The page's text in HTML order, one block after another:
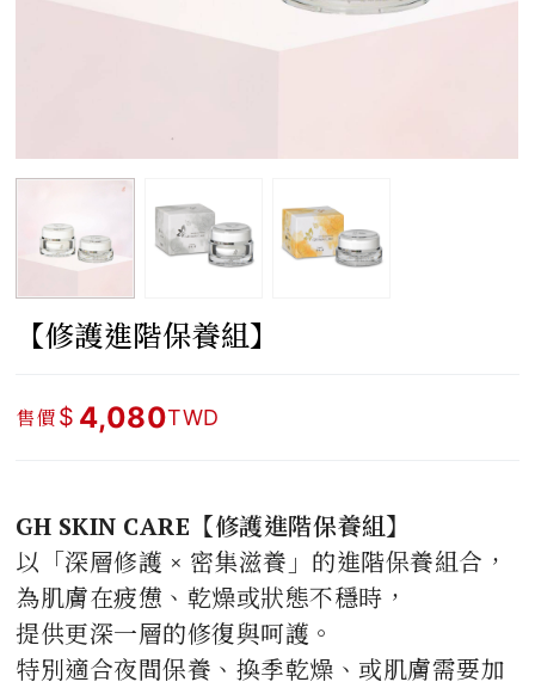
【修護進階保養組】
售價$ 4,080TWD
GH SKIN CARE【修護進階保養組】
以「深層修護 × 密集滋養」的進階保養組合，
為肌膚在疲憊、乾燥或狀態不穩時，
提供更深一層的修復與呵護。
特別適合夜間保養、換季乾燥、或肌膚需要加